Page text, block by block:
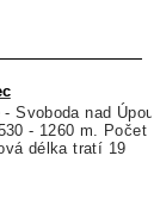
Svoboda nad Úpou.
- 1260 m. Počet
délka tratí 19